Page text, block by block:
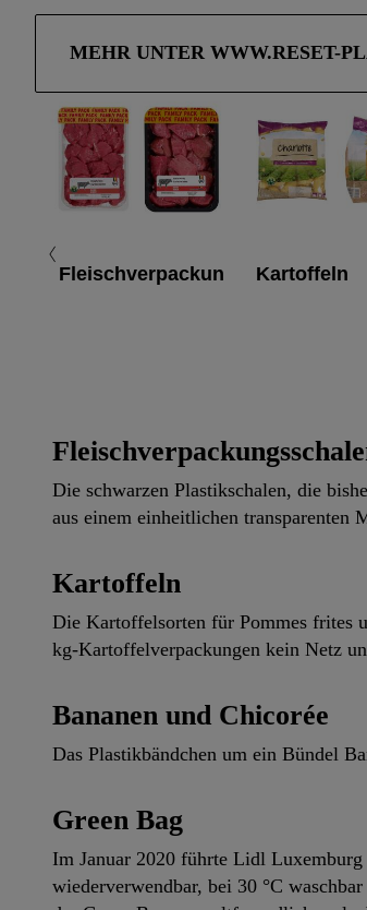
MEHR UNTER WWW.RESET-
Fleischverpackungsschalen
Kartoffeln
Die schwarzen Plastikschalen, die
aus einem einheitlichen transparenten
Kartoffeln
Die Kartoffelsorten für Pommes frites
kg-Kartoffelverpackungen kein Netz
Bananen und Chicorée
Das Plastikbändchen um ein Bündel
Green Bag
Im Januar 2020 führte Lidl Luxemburg
wiederverwendbar, bei 30 °C